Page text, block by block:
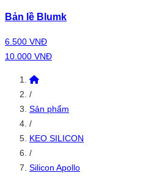
Bản lề Blumk
6.500 VNĐ
10.000 VNĐ
/
Sản phẩm
/
KEO SILICON
/
Silicon Apollo